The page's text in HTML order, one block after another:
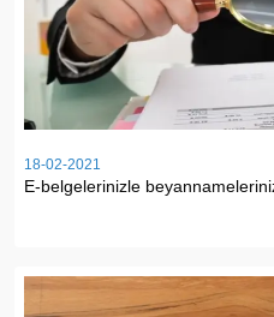
18-02-2021
E-belgelerinizle